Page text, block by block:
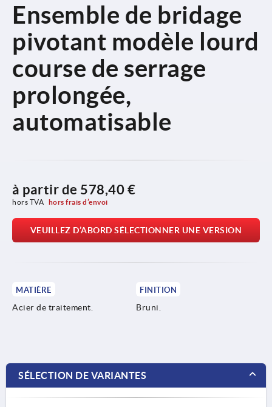
Ensemble de bridage
pivotant modèle lourd
course de serrage
prolongée,
automatisable
à partir de 578,40 €
hors TVA hors frais d’envoi
VEUILLEZ D’ABORD SÉLECTIONNER UNE VERSION
MATIÈRE
Acier de traitement.
FINITION
Bruni.
SÉLECTION DE VARIANTES